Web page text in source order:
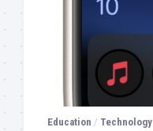
Education / Technology